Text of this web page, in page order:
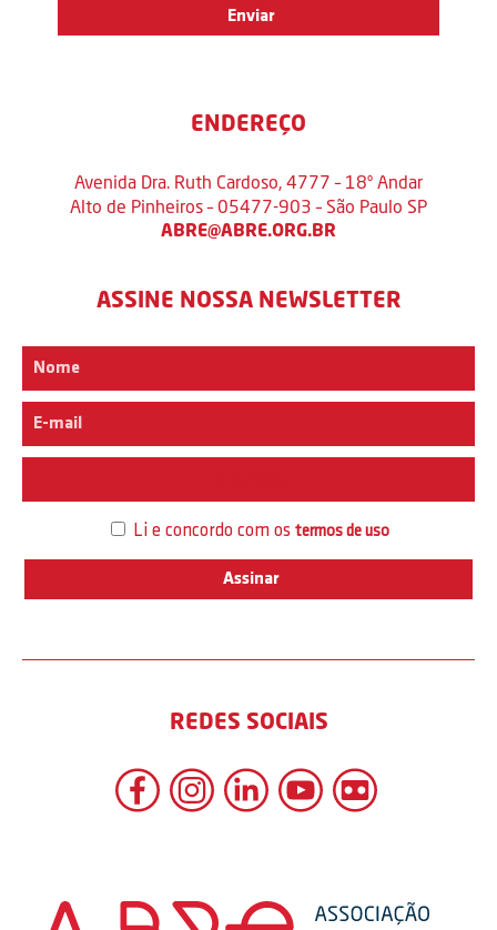
ENDEREÇO
Avenida Dra. Ruth Cardoso, 4777 – 18º Andar
Alto de Pinheiros – 05477-903 – São Paulo SP
ABRE@ABRE.ORG.BR
ASSINE NOSSA NEWSLETTER
Li e concordo com os termos de uso
REDES SOCIAIS